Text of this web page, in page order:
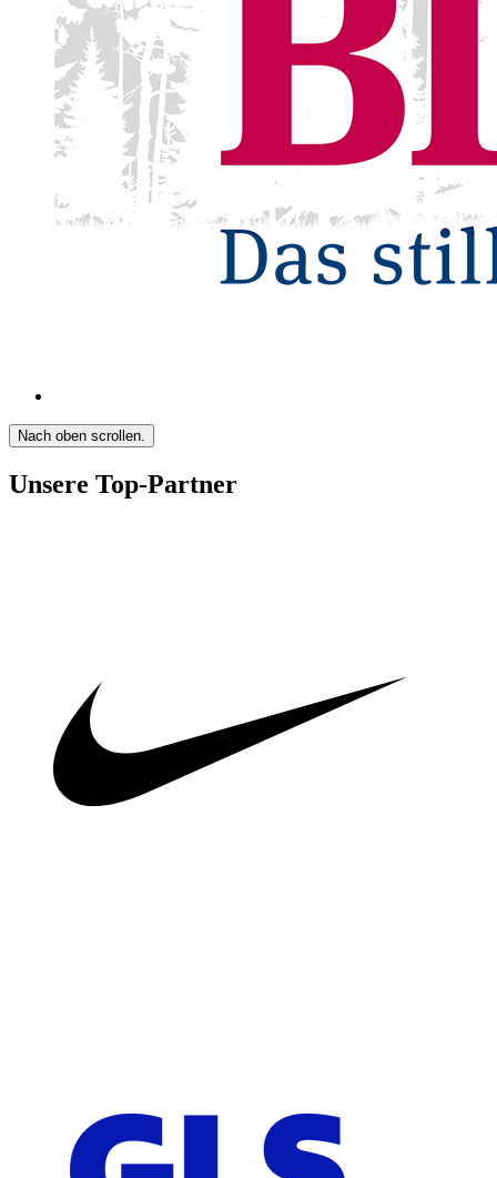
Nach oben scrollen.
Unsere Top-Partner